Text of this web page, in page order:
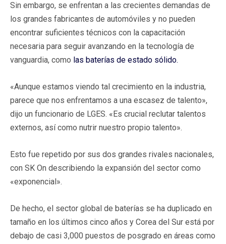
Sin embargo, se enfrentan a las crecientes demandas de
los grandes fabricantes de automóviles y no pueden
encontrar suficientes técnicos con la capacitación
necesaria para seguir avanzando en la tecnología de
vanguardia, como las baterías de estado sólido.
«Aunque estamos viendo tal crecimiento en la industria,
parece que nos enfrentamos a una escasez de talento»,
dijo un funcionario de LGES. «Es crucial reclutar talentos
externos, así como nutrir nuestro propio talento».
Esto fue repetido por sus dos grandes rivales nacionales,
con SK On describiendo la expansión del sector como
«exponencial».
De hecho, el sector global de baterías se ha duplicado en
tamaño en los últimos cinco años y Corea del Sur está por
debajo de casi 3,000 puestos de posgrado en áreas como